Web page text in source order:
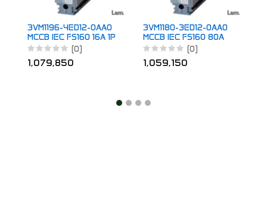
3VM1196-4ED12-0AA0
MCCB IEC FS160 16A 1P
36KA TM FTFM
(0)
1,079,850
3VM1180-3ED12-0AA0
MCCB IEC FS160 80A
1P 25KA TM FTFM
(0)
1,059,150